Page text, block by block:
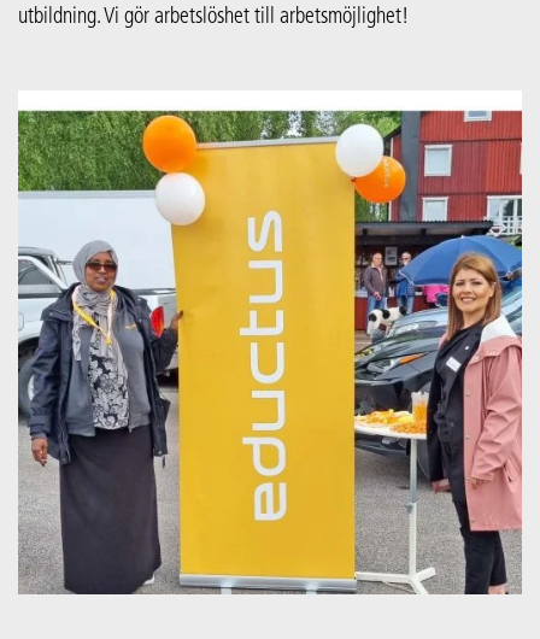
utbildning. Vi gör arbetslöshet till arbetsmöjlighet!